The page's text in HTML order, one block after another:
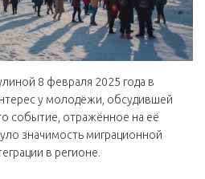
8 февраля 2025 года в
у молодёжи, обсудившей
событие, отражённое на её
значимость миграционной
в регионе.